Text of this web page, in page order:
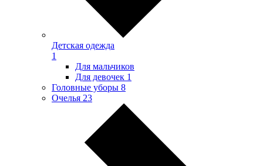
Детская одежда
1
Для мальчиков
Для девочек 1
Головные уборы 8
Очелья 23